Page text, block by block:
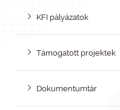
KFI pályázatok
Támogatott projektek
Dokumentumtár